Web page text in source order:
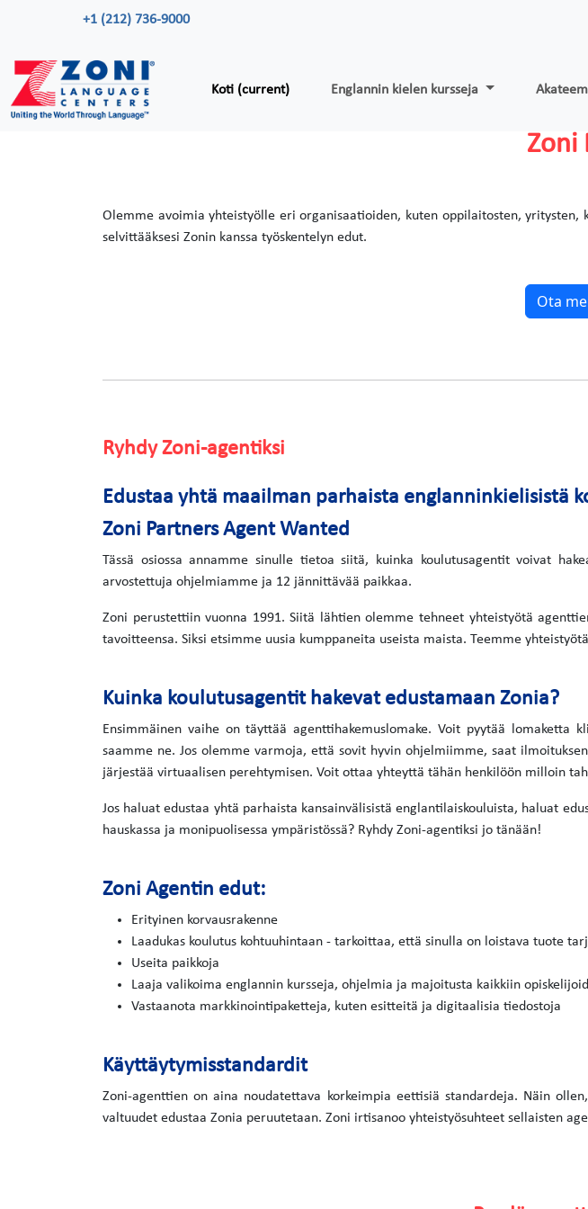
+1 (212) 736-9000
Koti (current) Englannin kielen kursseja
Zoni
Olemme avoimia yhteistyölle eri organisaatioiden, kuten oppilaitosten,
selvittääksesi Zonin kanssa työskentelyn edut.
Ota
Ryhdy Zoni-agentiksi
Edustaa yhtä maailman parhaista englanninkielisistä
Zoni Partners Agent Wanted
Tässä osiossa annamme sinulle tietoa siitä, kuinka koulutusagentit voivat
arvostettuja ohjelmiamme ja 12 jännittävää paikkaa.
Zoni perustettiin vuonna 1991. Siitä lähtien olemme tehneet yhteistyötä
tavoitteensa. Siksi etsimme uusia kumppaneita useista maista. Teemme
Kuinka koulutusagentit hakevat edustamaan Zonia?
Ensimmäinen vaihe on täyttää agenttihakemuslomake. Voit pyytää
saamme ne. Jos olemme varmoja, että sovit hyvin ohjelmiimme, saat
järjestää virtuaalisen perehtymisen. Voit ottaa yhteyttä tähän henkilöön milloin
Jos haluat edustaa yhtä parhaista kansainvälisistä englantilaiskouluista, haluat
hauskassa ja monipuolisessa ympäristössä? Ryhdy Zoni-agentiksi jo tänään!
Zoni Agentin edut:
Erityinen korvausrakenne
Laadukas koulutus kohtuuhintaan - tarkoittaa, että sinulla on loistava tuote
Useita paikkoja
Laaja valikoima englannin kursseja, ohjelmia ja majoitusta kaikkiin
Vastaanota markkinointipaketteja, kuten esitteitä ja digitaalisia tiedostoja
Käyttäytymisstandardit
Zoni-agenttien on aina noudatettava korkeimpia eettisiä standardeja. Näin
valtuudet edustaa Zonia peruutetaan. Zoni irtisanoo yhteistyösuhteet sellaisten